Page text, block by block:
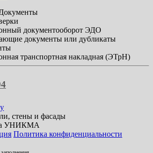
документооборот ЭДО
документы или дубликаты
транспортная накладная (ЭТрН)
УНИКМА
Политика конфиденциальности